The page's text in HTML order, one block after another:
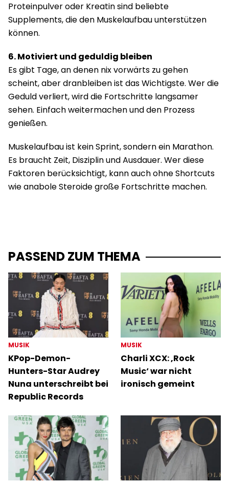
Proteinpulver oder Kreatin sind beliebte
Supplements, die den Muskelaufbau unterstützen
können.
6. Motiviert und geduldig bleiben
Es gibt Tage, an denen nix vorwärts zu gehen
scheint, aber dranbleiben ist das Wichtigste. Wer die
Geduld verliert, wird die Fortschritte langsamer
sehen. Einfach weitermachen und den Prozess
genießen.
Muskelaufbau ist kein Sprint, sondern ein Marathon.
Es braucht Zeit, Disziplin und Ausdauer. Wer diese
Faktoren berücksichtigt, kann auch ohne Shortcuts
wie anabole Steroide große Fortschritte machen.
PASSEND ZUM THEMA
MUSIK
KPop-Demon-
Hunters-Star Audrey
Nuna unterschreibt bei
Republic Records
MUSIK
Charli XCX: ‚Rock
Music‘ war nicht
ironisch gemeint